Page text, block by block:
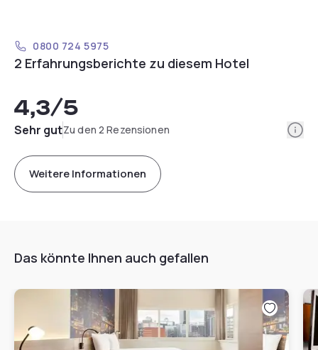
0800 724 5975
2 Erfahrungsberichte zu diesem Hotel
4,3/5
Sehr gutZu den 2 Rezensionen
Weitere Informationen
Das könnte Ihnen auch gefallen